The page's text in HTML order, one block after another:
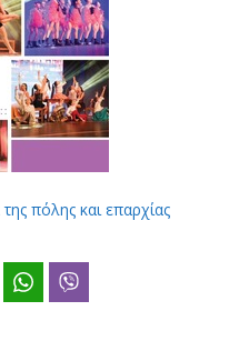
πόλης και επαρχίας
Email WhatsApp